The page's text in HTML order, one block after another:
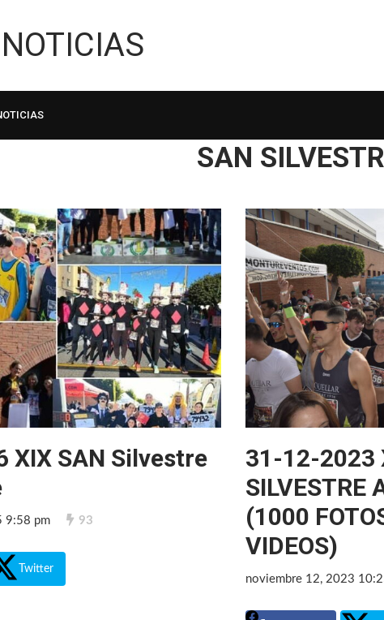
SAN
XIX SAN Silvestre
9:58 pm 93
Twitter
31-12-2023
SILVESTRE
(1000
VIDEOS)
noviembre 12, 2023